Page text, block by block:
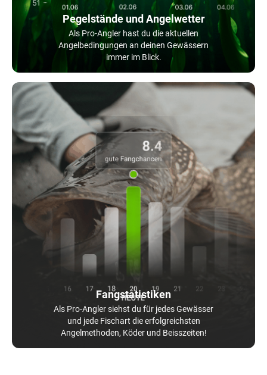
Pegelstände und Angelwetter
Als Pro-Angler hast du die aktuellen
Angelbedingungen an deinen Gewässern
immer im Blick.
Fangstatistiken
Als Pro-Angler siehst du für jedes Gewässer
und jede Fischart die erfolgreichsten
Angelmethoden, Köder und Beisszeiten!